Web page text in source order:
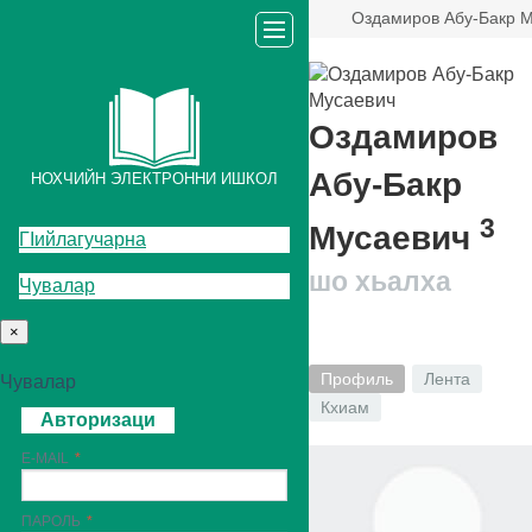
Oздамиров Абу-Бакр
НОХЧИЙН ЭЛЕКТРОННИ ИШКОЛ
ГIийлагучарна
Чувалар
×
Чувалар
Авторизаци
E-MAIL
ПАРОЛЬ
Oздамиров
Абу-Бакр
Мусаевич 3
шо хьалха
Профиль
Лента
Кхиам